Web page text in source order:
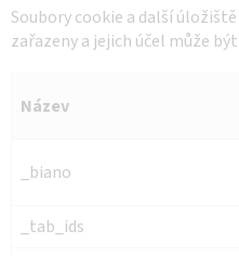
Soubory cookie a další
zařazeny a jejich účel může
Název
_biano
_tab_ids